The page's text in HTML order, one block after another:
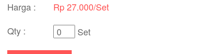
Harga :
Rp 27.000/Set
Qty :
Set